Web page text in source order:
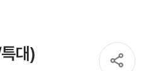
대)